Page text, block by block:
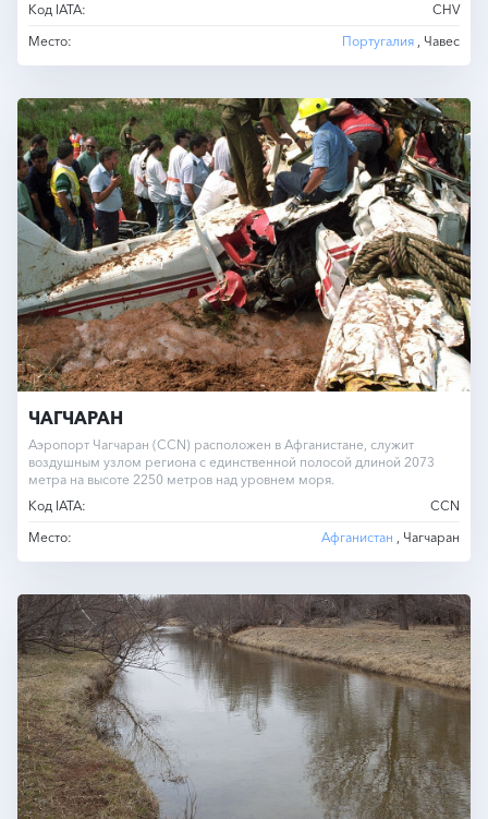
Код IATA:
CHV
Место:
Португалия , Чавес
ЧАГЧАРАН
Аэропорт Чагчаран (CCN) расположен в Афганистане, служит
воздушным узлом региона с единственной полосой длиной 2073
метра на высоте 2250 метров над уровнем моря.
Код IATA:
CCN
Место:
Афганистан , Чагчаран